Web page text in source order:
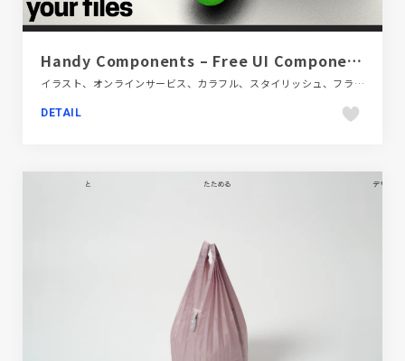
Handy Components – Free UI Components for Figma
イラスト、オンラインサービス、カラフル、スタイリッシュ、フラットデザイン、ブラック系
DETAIL